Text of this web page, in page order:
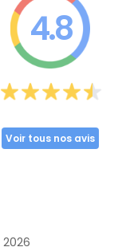
4.8
Voir tous nos avis
2026